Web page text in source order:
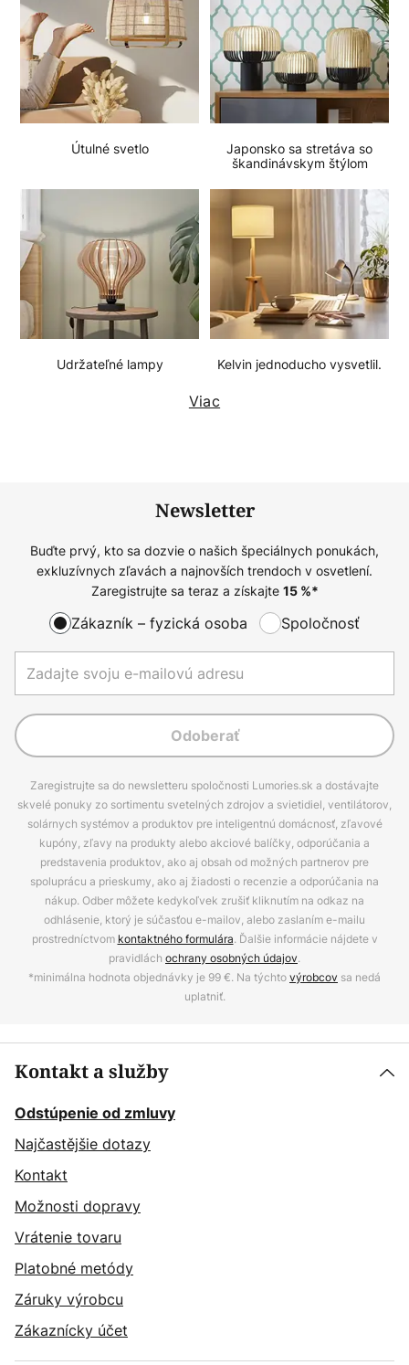
Útulné svetlo
Japonsko sa stretáva so
škandinávskym štýlom
Udržateľné lampy Kelvin jednoducho vysvetlil.
Viac
Newsletter
Buďte prvý, kto sa dozvie o našich špeciálnych ponukách,
exkluzívnych zľavách a najnovších trendoch v osvetlení.
Zaregistrujte sa teraz a získajte 15%*
Zákazník – fyzická osoba Spoločnosť
Odoberať
Zaregistrujte sa do newsletteru spoločnosti Lumories.sk a dostávajte
skvelé ponuky zo sortimentu svetelných zdrojov a svietidiel, ventilátorov,
solárnych systémov a produktov pre inteligentnú domácnosť, zľavové
kupóny, zľavy na produkty alebo akciové balíčky, odporúčania a
predstavenia produktov, ako aj obsah od možných partnerov pre
spoluprácu a prieskumy, ako aj žiadosti o recenzie a odporúčania na
nákup. Odber môžete kedykoľvek zrušiť kliknutím na odkaz na
odhlásenie, ktorý je súčasťou e-mailov, alebo zaslaním e-mailu
prostredníctvom kontaktného formulára. Ďalšie informácie nájdete v
pravidlách ochrany osobných údajov.
*minimálna hodnota objednávky je 99 €. Na týchtovýrobcov sa nedá
uplatniť.
Kontakt a služby
Odstúpenie od zmluvy
Najčastějšie dotazy
Kontakt
Možnosti dopravy
Vrátenie tovaru
Platobné metódy
Záruky výrobcu
Zákaznícky účet